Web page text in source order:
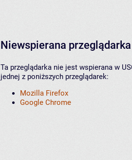
Niewspierana przeglądarka
Ta przeglądarka nie jest wspierana w
jednej z poniższych przeglądarek:
Mozilla Firefox
Google Chrome